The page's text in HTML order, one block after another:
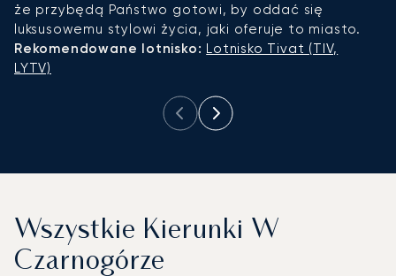
że przybędą Państwo gotowi, by oddać się
luksusowemu stylowi życia, jaki oferuje to miasto.
Rekomendowane lotnisko: Lotnisko Tivat (TIV,
LYTV)
Wszystkie Kierunki W
Czarnogórze